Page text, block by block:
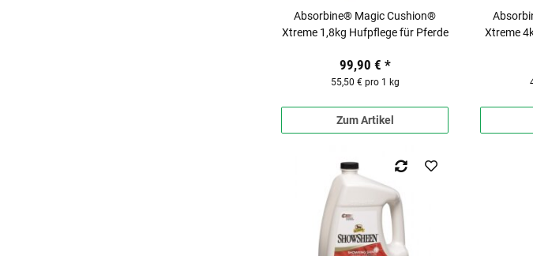
Absorbine® Magic Cushion®
Xtreme 1,8kg Hufpflege für Pferde
99,90 € *
55,50 € pro 1 kg
Zum Artikel
Xtreme